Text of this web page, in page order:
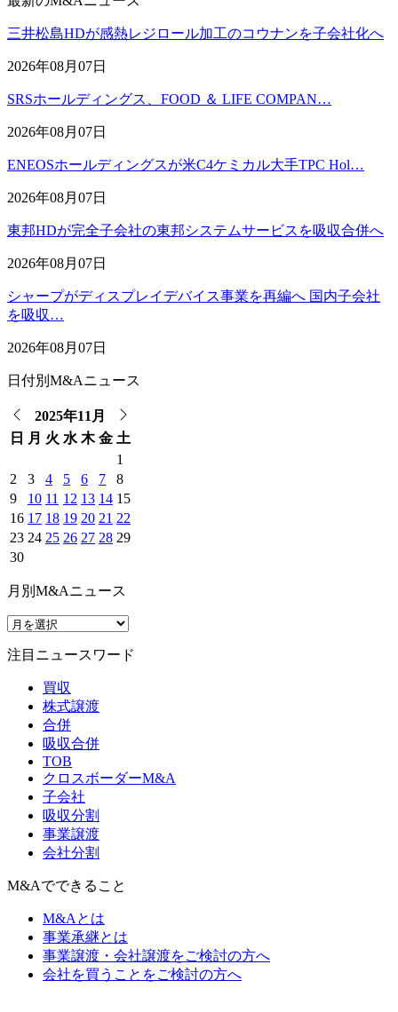
三井松島HDが感熱レジロール加工のコウナンを子会社化へ
2026年08月07日
SRSホールディングス、FOOD ＆ LIFE COMPAN…
2026年08月07日
ENEOSホールディングスが米C4ケミカル大手TPC Hol…
2026年08月07日
東邦HDが完全子会社の東邦システムサービスを吸収合併へ
2026年08月07日
シャープがディスプレイデバイス事業を再編へ 国内子会社
を吸収…
2026年08月07日
日付別M&Aニュース
2025年11月
日
月 火 水 木 金 土
1
2
3 4 5 6 7
8
9
10 11 12 13 14 15
16 17 18 19 20 21 22
23 24 25 26 27 28 29
30
月別M&Aニュース
注目ニュースワード
買収
株式譲渡
合併
吸収合併
TOB
クロスボーダーM&A
子会社
吸収分割
事業譲渡
会社分割
M&Aでできること
M&Aとは
事業承継とは
事業譲渡・会社譲渡をご検討の方へ
会社を買うことをご検討の方へ